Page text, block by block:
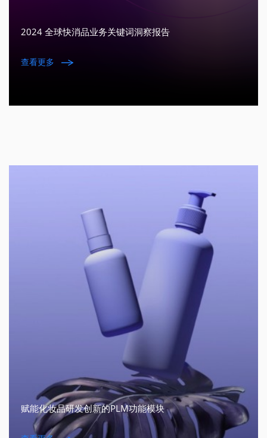
2024 全球快消品业务关键词洞察报告
查看更多
赋能化妆品研发创新的PLM功能模块